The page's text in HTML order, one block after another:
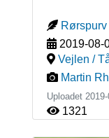
Rørspurv
2019-08-
Vejlen /
Martin
Uploadet
1321